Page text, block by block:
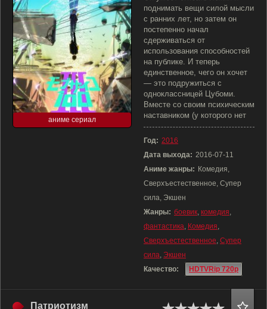
аниме сериал
поднимать вещи силой мысли
с ранних лет, но затем он
постепенно начал
сдерживаться от
использования способностей
на публике. И теперь
единственное, чего он хочет
— это подружиться с
одноклассницей Цубоми.
Вместе со своим психическим
наставником (у которого нет
Год: 2016
Дата выхода: 2016-07-11
Аниме жанры: Комедия,
Сверхъестественное, Супер
сила, Экшен
Жанры: боевик, комедия,
фантастика, Комедия,
Сверхъестественное, Супер
сила, Экшен
Качество:
HDTVRip 720p
Патриотизм